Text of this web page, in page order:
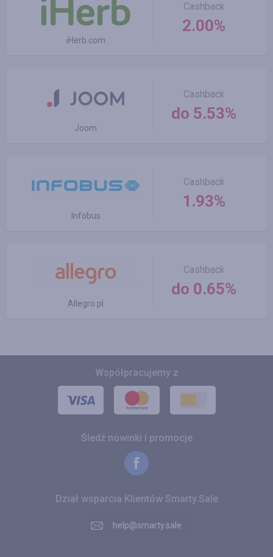
iHerb.com
Cashback
2.00%
Joom
Cashback
do 5.53%
Infobus
Cashback
1.93%
Allegro.pl
Cashback
do 0.65%
Współpracujemy z
Śledź nowinki i promocje
Dział wsparcia Klientów Smarty.Sale
help@smarty.sale